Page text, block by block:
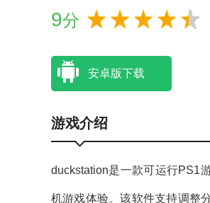
9分
安卓版下载
游戏介绍
duckstation是一款可运行PS1
机游戏体验。该软件支持调整